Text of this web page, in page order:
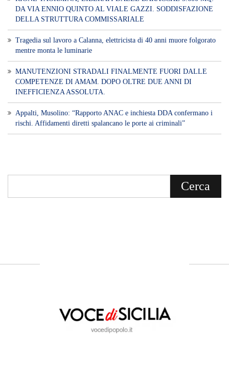
DA VIA ENNIO QUINTO AL VIALE GAZZI. SODDISFAZIONE
DELLA STRUTTURA COMMISSARIALE
Tragedia sul lavoro a Calanna, elettricista di 40 anni muore folgorato
mentre monta le luminarie
MANUTENZIONI STRADALI FINALMENTE FUORI DALLE
COMPETENZE DI AMAM. DOPO OLTRE DUE ANNI DI
INEFFICIENZA ASSOLUTA.
​Appalti, Musolino: “Rapporto ANAC e inchiesta DDA confermano i
rischi. Affidamenti diretti spalancano le porte ai criminali”